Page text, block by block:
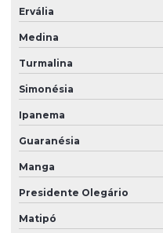
Ervália
Medina
Turmalina
Simonésia
Ipanema
Guaranésia
Manga
Presidente Olegário
Matipó